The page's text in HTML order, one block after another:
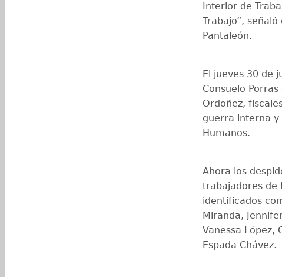
Interior de
Trabajo”,
Pantaleón.
El jueves 30 de
Consuelo
Ordoñez,
guerra interna y
Humanos.
Ahora los
trabajadores de
identificados
Miranda,
Vanessa López,
Espada Chávez.